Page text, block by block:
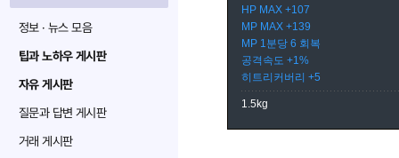
정보 · 뉴스 모음
팁과 노하우 게시판
자유 게시판
질문과 답변 게시판
거래 게시판
HP MAX +107
MP MAX +139
MP 1분당 6 회복
공격속도 +1%
히트리커버리 +5
1.5kg